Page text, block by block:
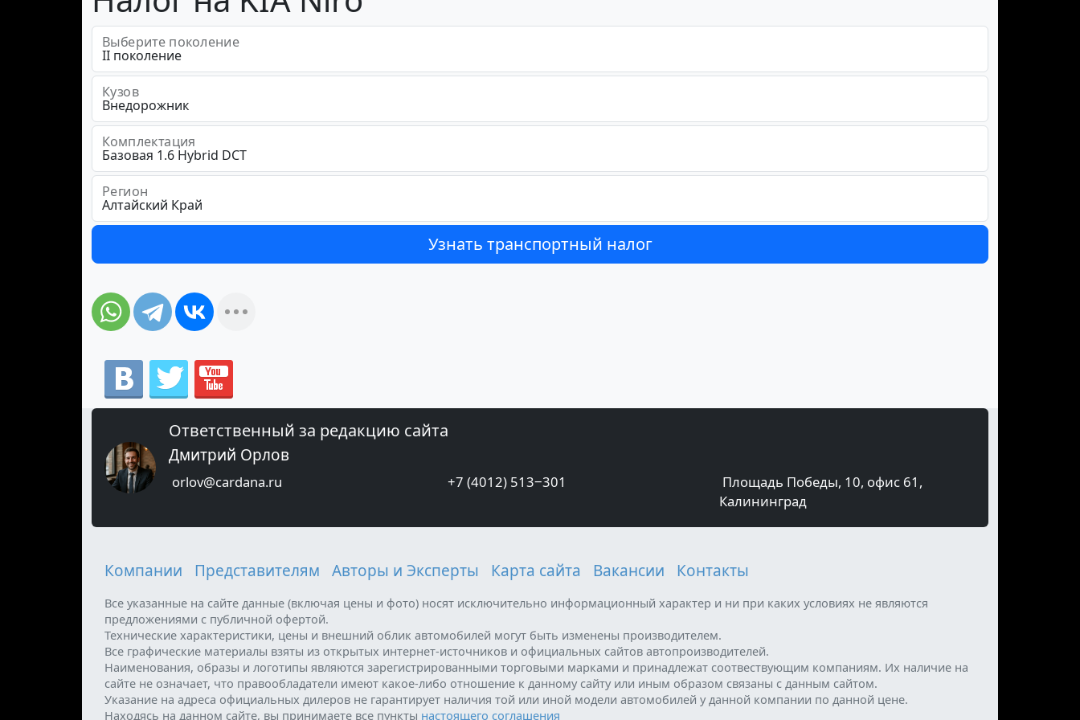
Выберите поколение
Кузов
Комплектация
Регион
Ответственный за редакцию сайта
Дмитрий Орлов
orlov@cardana.ru +7 (4012) 513‒301
Площадь Победы, 10, офис 61,
Калининград
Компании Представителям Авторы и Эксперты Карта сайта Вакансии Контакты
Все указанные на сайте данные (включая цены и фото) носят исключительно информационный характер и ни при каких условиях не являются
предложениями с публичной офертой.
Технические характеристики, цены и внешний облик автомобилей могут быть изменены производителем.
Все графические материалы взяты из открытых интернет-источников и официальных сайтов автопроизводителей.
Наименования, образы и логотипы являются зарегистрированными торговыми марками и принадлежат соотвествующим компаниям. Их наличие на
сайте не означает, что правообладатели имеют какое-либо отношение к данному сайту или иным образом связаны с данным сайтом.
Указание на адреса официальных дилеров не гарантирует наличия той или иной модели автомобилей у данной компании по данной цене.
Находясь на данном сайте, вы принимаете все пункты настоящего соглашения